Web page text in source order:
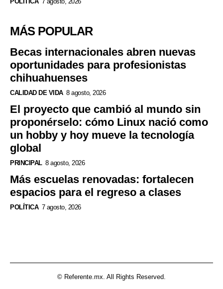
MÁS POPULAR
Becas internacionales abren nuevas
oportunidades para profesionistas
chihuahuenses
CALIDAD DE VIDA 8 agosto, 2026
El proyecto que cambió al mundo sin
proponérselo: cómo Linux nació como
un hobby y hoy mueve la tecnología
global
PRINCIPAL 8 agosto, 2026
Más escuelas renovadas: fortalecen
espacios para el regreso a clases
POLÍTICA 7 agosto, 2026
© Referente.mx. All Rights Reserved.